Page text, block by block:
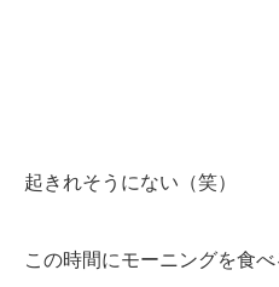
起きれそうにない（笑）
この時間にモーニングを食